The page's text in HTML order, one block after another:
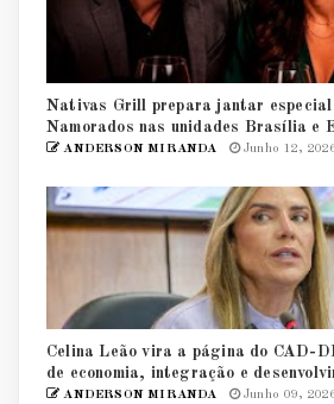
Nativas Grill prepara jantar especial
Namorados nas unidades Brasília e
ANDERSON MIRANDA Junho 12,
Celina Leão vira a página do CAD-
de economia, integração e
ANDERSON MIRANDA Junho 09,